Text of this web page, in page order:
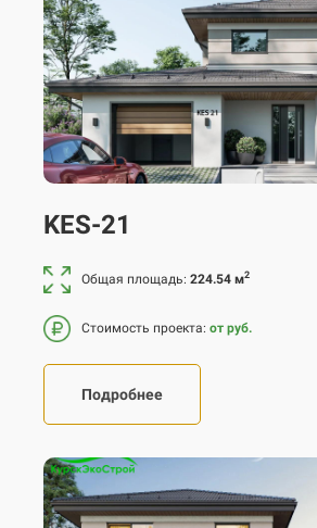
KES-21
Общая площадь: 224.54 м2
Стоимость проекта: от руб.
Подробнее